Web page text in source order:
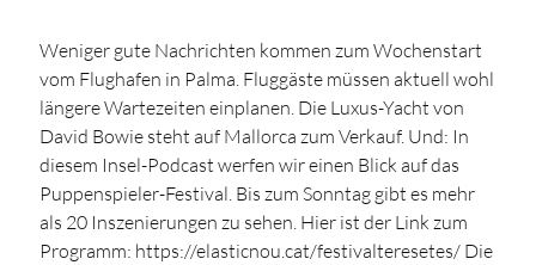
Weniger gute Nachrichten kommen zum Wochenstart
vom Flughafen in Palma. Fluggäste müssen aktuell wohl
längere Wartezeiten einplanen. Die Luxus-Yacht von
David Bowie steht auf Mallorca zum Verkauf. Und: In
diesem Insel-Podcast werfen wir einen Blick auf das
Puppenspieler-Festival. Bis zum Sonntag gibt es mehr
als 20 Inszenierungen zu sehen. Hier ist der Link zum
Programm: https://elasticnou.cat/festivalteresetes/ Die